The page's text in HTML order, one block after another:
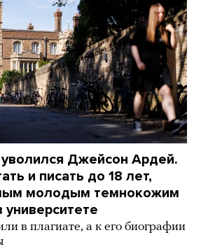
Джейсон Ардей.
и писать до 18 лет,
молодым темнокожим
в плагиате, а к его биографии